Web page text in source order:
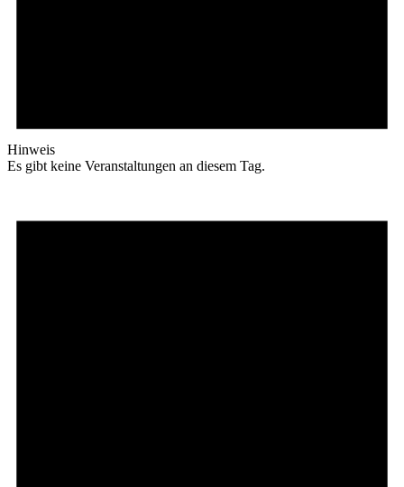
Hinweis
Es gibt keine Veranstaltungen an diesem Tag.